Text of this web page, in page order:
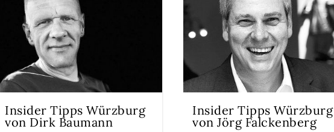
Insider Tipps Würzburg
von Dirk Baumann
Insider Tipps Würzburg
von Jörg Falckenberg